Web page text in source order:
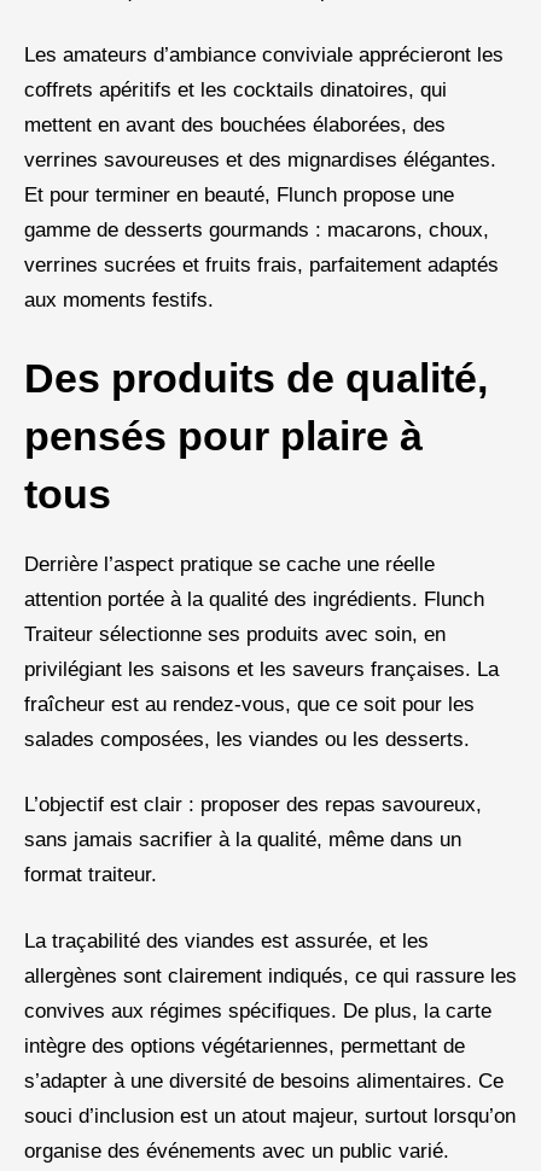
Les amateurs d’ambiance conviviale apprécieront les
coffrets apéritifs et les cocktails dinatoires, qui
mettent en avant des bouchées élaborées, des
verrines savoureuses et des mignardises élégantes.
Et pour terminer en beauté, Flunch propose une
gamme de desserts gourmands : macarons, choux,
verrines sucrées et fruits frais, parfaitement adaptés
aux moments festifs.
Des produits de qualité,
pensés pour plaire à
tous
Derrière l’aspect pratique se cache une réelle
attention portée à la qualité des ingrédients. Flunch
Traiteur sélectionne ses produits avec soin, en
privilégiant les saisons et les saveurs françaises. La
fraîcheur est au rendez-vous, que ce soit pour les
salades composées, les viandes ou les desserts.
L’objectif est clair : proposer des repas savoureux,
sans jamais sacrifier à la qualité, même dans un
format traiteur.
La traçabilité des viandes est assurée, et les
allergènes sont clairement indiqués, ce qui rassure les
convives aux régimes spécifiques. De plus, la carte
intègre des options végétariennes, permettant de
s’adapter à une diversité de besoins alimentaires. Ce
souci d’inclusion est un atout majeur, surtout lorsqu’on
organise des événements avec un public varié.